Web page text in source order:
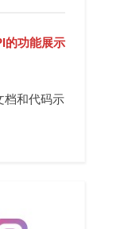
的功能展示
档和代码示